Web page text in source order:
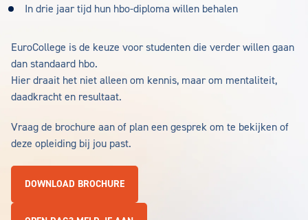
In drie jaar tijd hun hbo-diploma willen behalen
EuroCollege is de keuze voor studenten die verder willen gaan
dan standaard hbo.
Hier draait het niet alleen om kennis, maar om mentaliteit,
daadkracht en resultaat.
Vraag de brochure aan of plan een gesprek om te bekijken of
deze opleiding bij jou past.
DOWNLOAD BROCHURE